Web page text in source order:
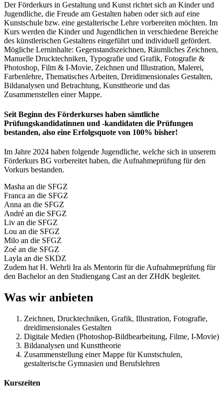
Der Förderkurs in Gestaltung und Kunst richtet sich an Kinder und
Jugendliche, die Freude am Gestalten haben oder sich auf eine
Kunstschule bzw. eine gestalterische Lehre vorbereiten möchten. Im
Kurs werden die Kinder und Jugendlichen in verschiedene Bereiche
des künstlerischen Gestaltens eingeführt und individuell gefördert.
Mögliche Lerninhalte: Gegenstandszeichnen, Räumliches Zeichnen,
Manuelle Drucktechniken, Typografie und Grafik, Fotografie &
Photoshop, Film & I-Movie, Zeichnen und Illustration, Malerei,
Farbenlehre, Thematisches Arbeiten, Dreidimensionales Gestalten,
Bildanalysen und Betrachtung, Kunsttheorie und das
Zusammenstellen einer Mappe.
Seit Beginn des Förderkurses haben sämtliche
Prüfungskandidatinnen und -kandidaten die Prüfungen
bestanden, also eine Erfolgsquote von 100% bisher!
Im Jahre 2024 haben folgende Jugendliche, welche sich in unserem
Förderkurs BG vorbereitet haben, die Aufnahmeprüfung für den
Vorkurs bestanden.
Masha an die SFGZ
Franca an die SFGZ
Anna an die SFGZ
André an die SFGZ
Liv an die SFGZ
Lou an die SFGZ
Milo an die SFGZ
Zoé an die SFGZ
Layla an die SKDZ
Zudem hat H. Wehrli Ira als Mentorin für die Aufnahmeprüfung für
den Bachelor an den Studiengang Cast an der ZHdK begleitet.
Was wir anbieten
Zeichnen, Drucktechniken, Grafik, Illustration, Fotografie,
dreidimensionales Gestalten
Digitale Medien (Photoshop-Bildbearbeitung, Filme, I-Movie)
Bildanalysen und Kunsttheorie
Zusammenstellung einer Mappe für Kunstschulen,
gestalterische Gymnasien und Berufslehren
Kurszeiten